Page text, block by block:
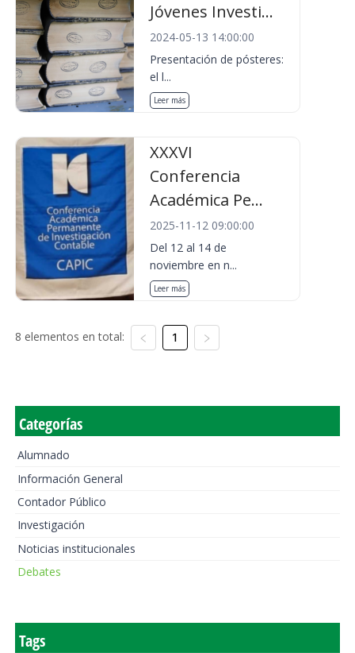
Jóvenes Investi...
2024-05-13 14:00:00
Presentación de pósteres:
el l...
Leer más
XXXVI
Conferencia
Académica Pe...
2025-11-12 09:00:00
Del 12 al 14 de
noviembre en n...
Leer más
8 elementos en total: 1
Categorías
Alumnado
Información General
Contador Público
Investigación
Noticias institucionales
Debates
Tags